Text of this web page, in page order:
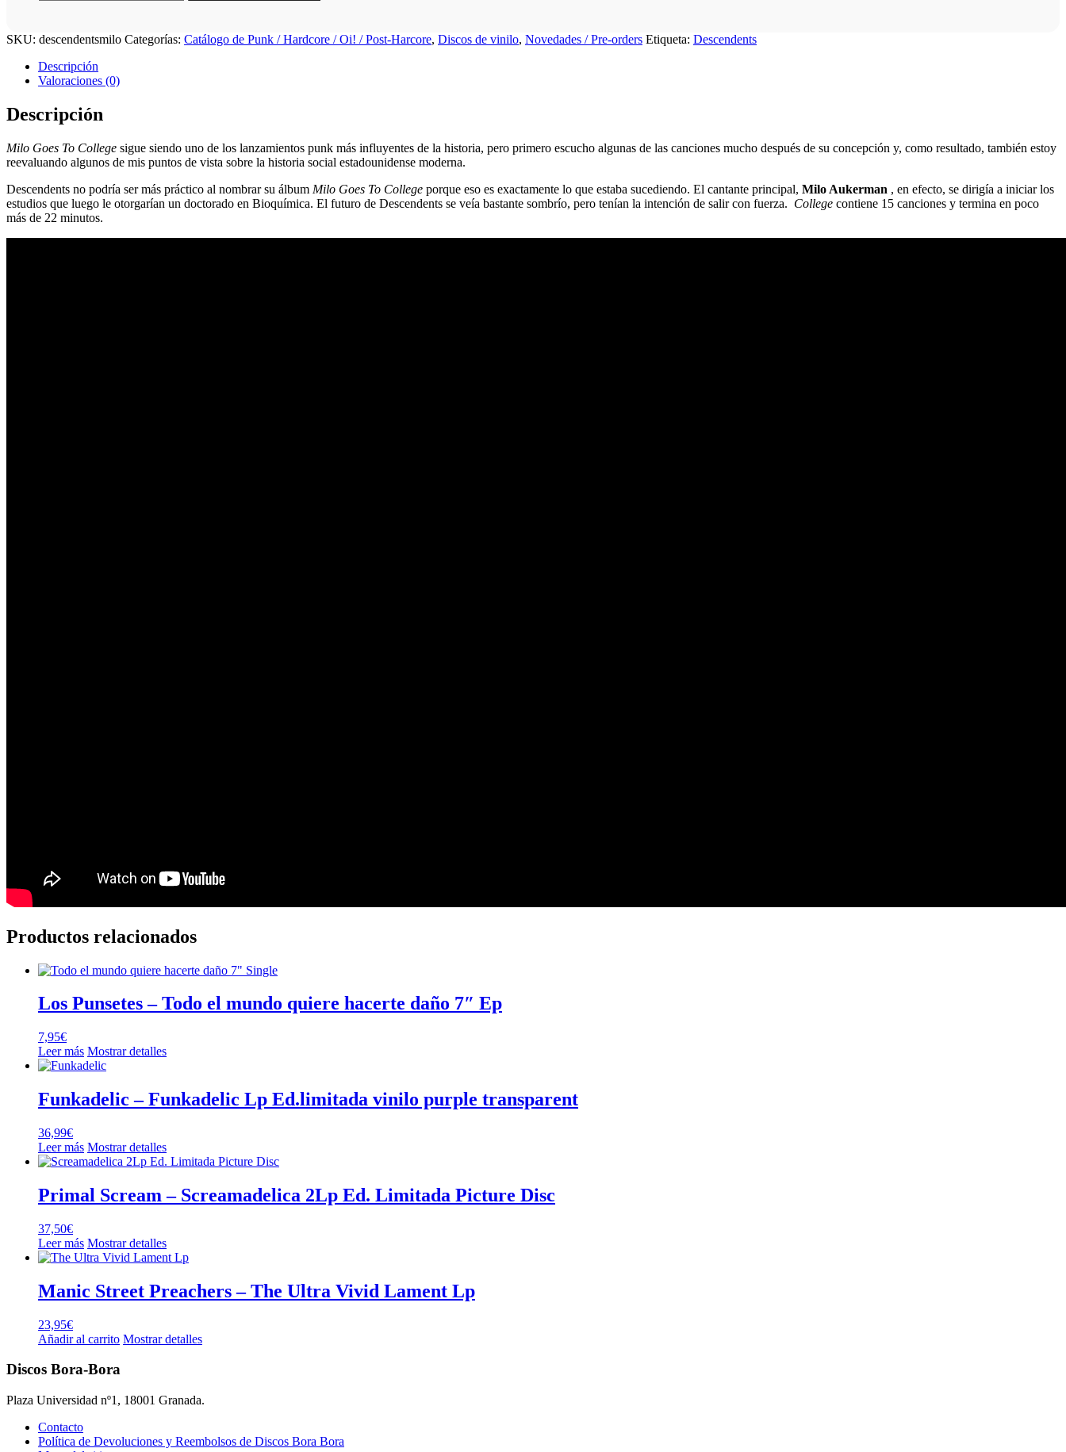
SKU: descendentsmilo Categorías: Catálogo de Punk / Hardcore / Oi! / Post-Harcore, Discos de vinilo, Novedades / Pre-orders Etiqueta: Descendents
Descripción
Valoraciones (0)
Descripción
Milo Goes To College sigue siendo uno de los lanzamientos punk más influyentes de la historia, pero primero escucho algunas de las canciones mucho después de su concepción y, como resultado, también estoy
reevaluando algunos de mis puntos de vista sobre la historia social estadounidense moderna.
Descendents no podría ser más práctico al nombrar su álbum Milo Goes To College porque eso es exactamente lo que estaba sucediendo. El cantante principal, Milo Aukerman , en efecto, se dirigía a iniciar los
estudios que luego le otorgarían un doctorado en Bioquímica. El futuro de Descendents se veía bastante sombrío, pero tenían la intención de salir con fuerza. College contiene 15 canciones y termina en poco
más de 22 minutos.
Productos relacionados
Los Punsetes – Todo el mundo quiere hacerte daño 7″ Ep
7,95€
Leer más Mostrar detalles
Funkadelic – Funkadelic Lp Ed.limitada vinilo purple transparent
36,99€
Leer más Mostrar detalles
Primal Scream – Screamadelica 2Lp Ed. Limitada Picture Disc
37,50€
Leer más Mostrar detalles
Manic Street Preachers – The Ultra Vivid Lament Lp
23,95€
Añadir al carrito Mostrar detalles
Discos Bora-Bora
Plaza Universidad nº1, 18001 Granada.
Contacto
Política de Devoluciones y Reembolsos de Discos Bora Bora